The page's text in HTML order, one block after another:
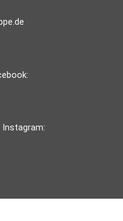
Instagram: